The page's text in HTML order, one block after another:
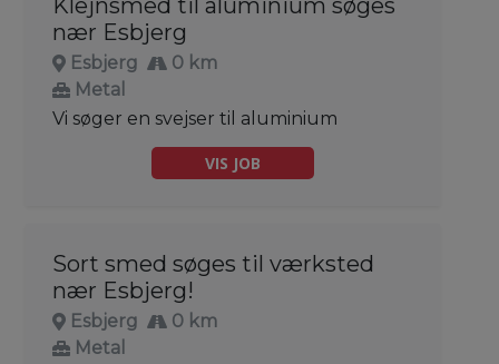
nær Esbjerg
Esbjerg
0 km
Metal
Vi søger en svejser til aluminium
VIS JOB
Sort smed søges til værksted
nær Esbjerg!
Esbjerg
0 km
Metal